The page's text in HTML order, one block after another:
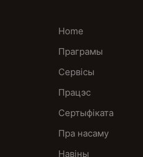
Home
Праграмы
Сервісы
Працэс
Сертыфіката
Пра насаму
Навіны